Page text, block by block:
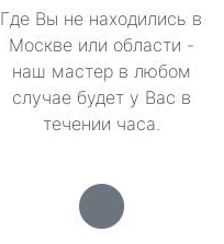
Где Вы не находились в
Москве или области -
наш мастер в любом
случае будет у Вас в
течении часа.